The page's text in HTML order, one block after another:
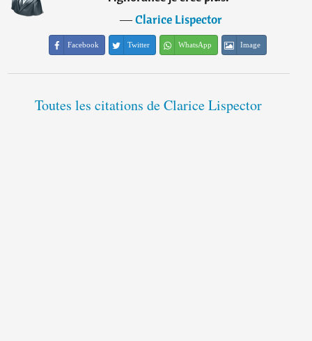
―Clarice Lispector
Facebook Twitter WhatsApp Image
Toutes les citations de Clarice Lispector